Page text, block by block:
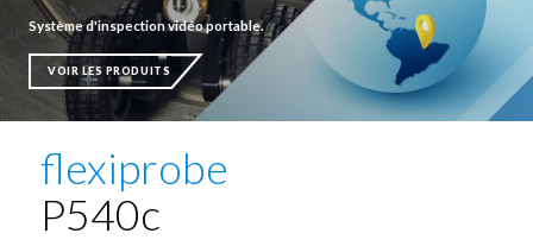
Español
Deutsche
Système d'inspection vidéo portable.
VOIR LES PRODUITS
flexiprobe
P540c